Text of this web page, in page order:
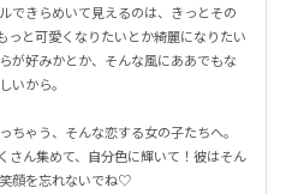
できらめいて見えるのは、きっとその
っと可愛くなりたいとか綺麗になりたい
が好みかとか、そんな風にああでもな
いから。
ちゃう、そんな恋する女の子たちへ。
さん集めて、自分色に輝いて！彼はそん
顔を忘れないでね♡